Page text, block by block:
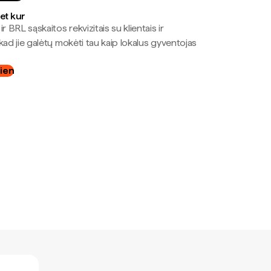
kur
ir BRL sąskaitos rekvizitais su klientais ir
jie galėtų mokėti tau kaip lokalus gyventojas